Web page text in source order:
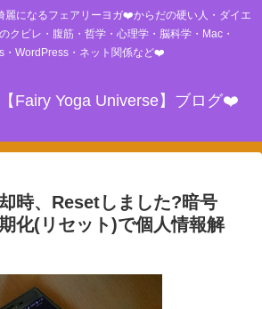
麗になるフェアリーヨガ❤️からだの硬い人・ダイエ
クビレ・腹筋・哲学・心理学・脳科学・Mac・
・WordPress・ネット関係など❤️
Fairy Yoga Universe】ブログ❤️
時、Resetしました?暗号
化(リセット)で個人情報解